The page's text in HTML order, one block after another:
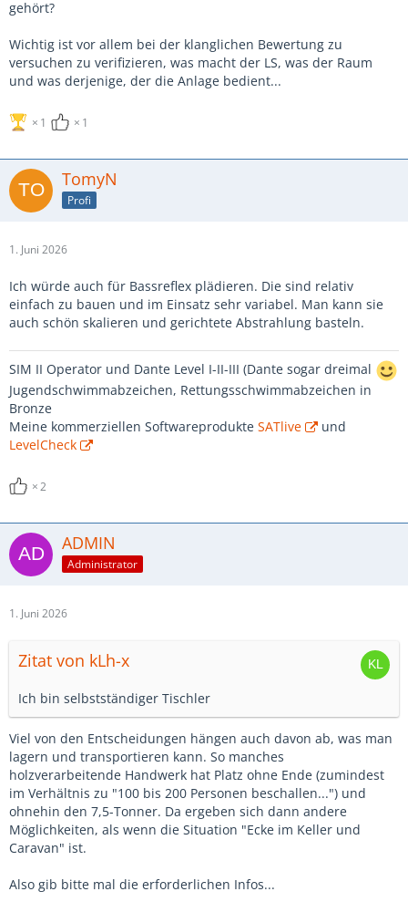
gehört?
Wichtig ist vor allem bei der klanglichen Bewertung zu
versuchen zu verifizieren, was macht der LS, was der Raum
und was derjenige, der die Anlage bedient...
1 1
TomyN
Profi
1. Juni 2026
Ich würde auch für Bassreflex plädieren. Die sind relativ
einfach zu bauen und im Einsatz sehr variabel. Man kann sie
auch schön skalieren und gerichtete Abstrahlung basteln.
SIM II Operator und Dante Level I-II-III (Dante sogar dreimal
Jugendschwimmabzeichen, Rettungsschwimmabzeichen in
Bronze
Meine kommerziellen Softwareprodukte SATlive
und
LevelCheck
2
ADMIN
Administrator
1. Juni 2026
Zitat von kLh-x
Ich bin selbstständiger Tischler
Viel von den Entscheidungen hängen auch davon ab, was man
lagern und transportieren kann. So manches
holzverarbeitende Handwerk hat Platz ohne Ende (zumindest
im Verhältnis zu "100 bis 200 Personen beschallen...") und
ohnehin den 7,5-Tonner. Da ergeben sich dann andere
Möglichkeiten, als wenn die Situation "Ecke im Keller und
Caravan" ist.
Also gib bitte mal die erforderlichen Infos...